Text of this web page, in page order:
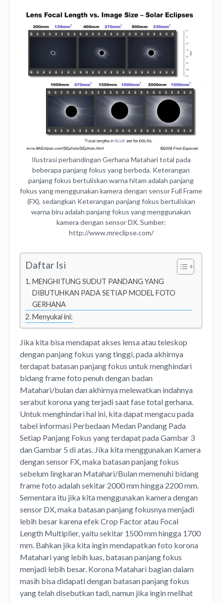
Ilustrasi perbandingan Gerhana Matahari total pada
beberapa panjang fokus yang berbeda. Keterangan
panjang fokus bertuliskan warna hitam adalah panjang
fokus yang menggunakan kamera dengan sensor Full Frame
(FX), sedangkan Keterangan panjang fokus bertuliskan
warna biru adalah panjang fokus yang menggunakan
kamera dengan sensor DX. Sumber:
http://www.mreclipse.com/
Daftar Isi
MENGHITUNG SUDUT PANDANG YANG
DIBUTUHKAN PADA SETIAP MODEL FOTO
GERHANA
Menyukai ini:
Jika kita bisa mendapat akses lensa atau teleskop
dengan panjang fokus yang tinggi, pada akhirnya
terdapat batasan panjang fokus untuk menghindari
bidang frame foto penuh dengan badan
Matahari/bulan dan akhirnya melewatkan indahnya
serabut korona yang terjadi saat fase total gerhana.
Untuk menghindari hal ini, kita dapat mengacu pada
tabel informasi Perbedaan Medan Pandang Pada
Setiap Panjang Fokus yang terdapat pada Gambar 3
dan Gambar 5 di atas. Jika kita menggunakan Kamera
dengan sensor FX, maka batasan panjang fokus
sebelum lingkaran Matahari/Bulan memenuhi bidang
frame foto adalah sekitar 2000 mm hingga 2200 mm.
Sementara itu jika kita menggunakan kamera dengan
sensor DX, maka batasan panjang fokusnya menjadi
lebih besar karena efek Crop Factor atau Focal
Length Multiplier, yaitu sekitar 1500 mm hingga 1700
mm. Bahkan jika kita ingin mendapatkan foto korona
Matahari yang lebih luas, batasan panjang fokus
menjadi lebih besar. Korona Matahari bagian dalam
masih bisa didapati dengan batasan panjang fokus
yang telah disebutkan tadi, namun jika ingin melihat